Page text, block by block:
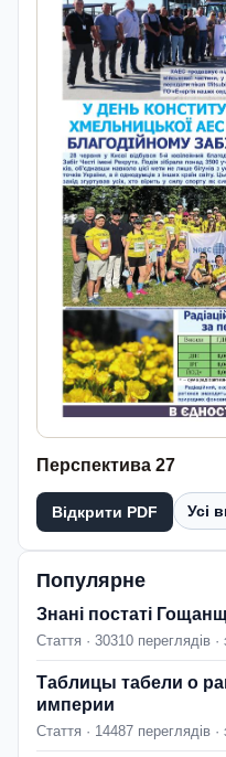
Перспектива 27
Відкрити PDF Усі
Популярне
Знані постаті
Стаття · 30310 переглядів
Таблицы табели о
империи
Стаття · 14487 переглядів